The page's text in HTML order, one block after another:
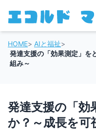
HOME> AIと福祉>
発達支援の「効果測定」を
組み～
発達支援の「効
か？～成長を可